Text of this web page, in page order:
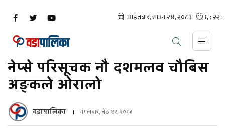
नेप्से परिसूचक नौ दशमलव चौबिस
अङ्कले ओरालो
वडापालिका मंगलबार, जेठ १२, २०८३